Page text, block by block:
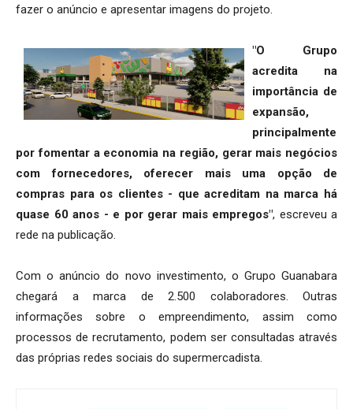
fazer o anúncio e apresentar imagens do projeto.
"O Grupo
acredita na
importância de
expansão,
principalmente
por fomentar a economia na região, gerar mais negócios
com fornecedores, oferecer mais uma opção de
compras para os clientes - que acreditam na marca há
quase 60 anos - e por gerar mais empregos", escreveu a
rede na publicação.
Com o anúncio do novo investimento, o Grupo Guanabara
chegará a marca de 2.500 colaboradores. Outras
informações sobre o empreendimento, assim como
processos de recrutamento, podem ser consultadas através
das próprias redes sociais do supermercadista.